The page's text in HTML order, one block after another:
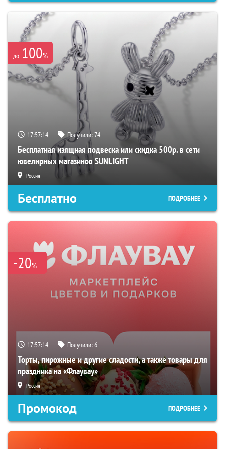
до 100%
17:57:13 Получили:74
Бесплатная изящная подвеска или скидка 500р. в сети
ювелирных магазинов SUNLIGHT
Россия
Бесплатно ПОДРОБНЕЕ
-20%
17:57:13 Получили:6
Торты, пирожные и другие сладости, а также товары для
праздника на «Флаувау»
Россия
Промокод ПОДРОБНЕЕ